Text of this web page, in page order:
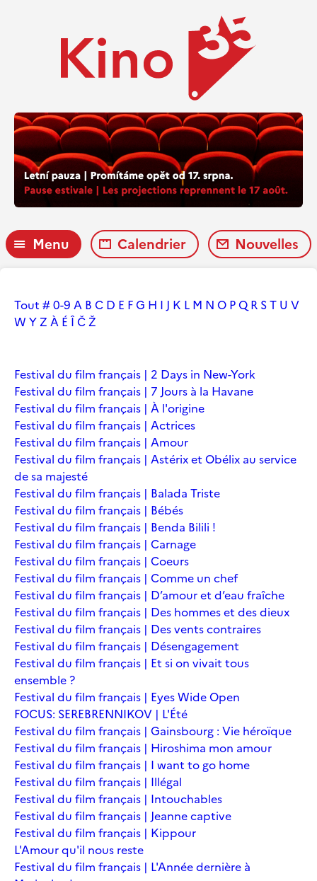
Menu Calendrier Nouvelles
Tout # 0-9 A B C D E FG H I J K L M N O PQ R ST U V
W YZ À É ÎČŽ
Festival du film français | 2 Days in New-York
Festival du film français | 7 Jours à la Havane
Festival du film français | À l'origine
Festival du film français | Actrices
Festival du film français | Amour
Festival du film français | Astérix et Obélix au service
de sa majesté
Festival du film français | Balada Triste
Festival du film français | Bébés
Festival du film français | Benda Bilili !
Festival du film français | Carnage
Festival du film français | Coeurs
Festival du film français | Comme un chef
Festival du film français | D’amour et d’eau fraîche
Festival du film français | Des hommes et des dieux
Festival du film français | Des vents contraires
Festival du film français | Désengagement
Festival du film français | Et si on vivait tous
ensemble ?
Festival du film français | Eyes Wide Open
FOCUS: SEREBRENNIKOV | L'Été
Festival du film français | Gainsbourg : Vie héroïque
Festival du film français | Hiroshima mon amour
Festival du film français | I want to go home
Festival du film français | Illégal
Festival du film français | Intouchables
Festival du film français | Jeanne captive
Festival du film français | Kippour
L'Amour qu'il nous reste
Festival du film français | L'Année dernière à